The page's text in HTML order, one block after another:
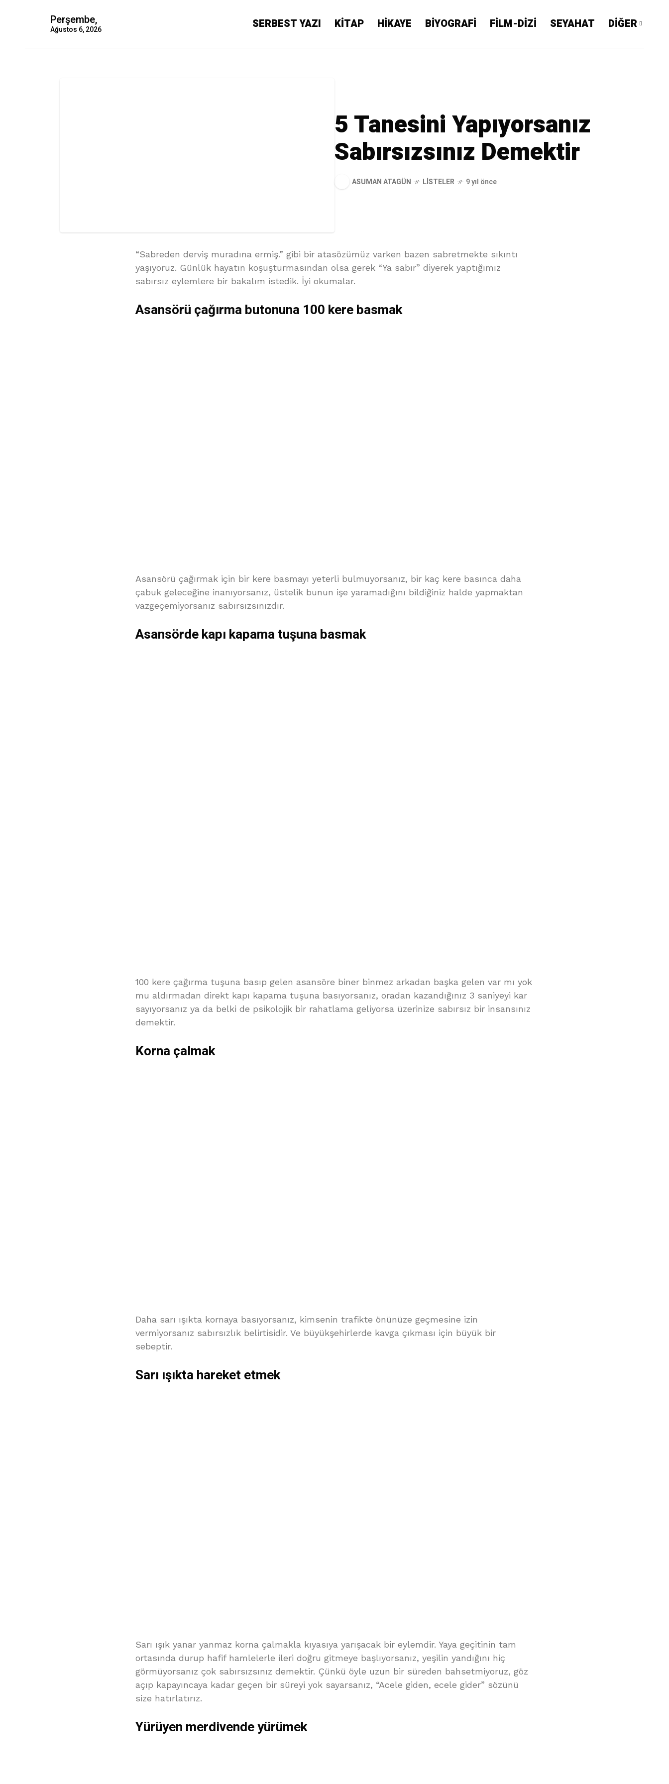
Perşembe,
Ağustos 6, 2026 SERBEST YAZI KİTAP HİKAYE BİYOGRAFİ FİLM-DİZİ SEYAHAT DİĞER
5 Tanesini Yapıyorsanız
Sabırsızsınız Demektir
ASUMAN ATAGÜN LISTELER 9 yıl önce
“Sabreden derviş muradına ermiş.” gibi bir atasözümüz varken bazen sabretmekte sıkıntı
yaşıyoruz. Günlük hayatın koşuşturmasından olsa gerek “Ya sabır” diyerek yaptığımız
sabırsız eylemlere bir bakalım istedik. İyi okumalar.
Asansörü çağırma butonuna 100 kere basmak
Asansörü çağırmak için bir kere basmayı yeterli bulmuyorsanız, bir kaç kere basınca daha
çabuk geleceğine inanıyorsanız, üstelik bunun işe yaramadığını bildiğiniz halde yapmaktan
vazgeçemiyorsanız sabırsızsınızdır.
Asansörde kapı kapama tuşuna basmak
100 kere çağırma tuşuna basıp gelen asansöre biner binmez arkadan başka gelen var mı yok
mu aldırmadan direkt kapı kapama tuşuna basıyorsanız, oradan kazandığınız 3 saniyeyi kar
sayıyorsanız ya da belki de psikolojik bir rahatlama geliyorsa üzerinize sabırsız bir insansınız
demektir.
Korna çalmak
Daha sarı ışıkta kornaya basıyorsanız, kimsenin trafikte önünüze geçmesine izin
vermiyorsanız sabırsızlık belirtisidir. Ve büyükşehirlerde kavga çıkması için büyük bir
sebeptir.
Sarı ışıkta hareket etmek
Sarı ışık yanar yanmaz korna çalmakla kıyasıya yarışacak bir eylemdir. Yaya geçitinin tam
ortasında durup hafif hamlelerle ileri doğru gitmeye başlıyorsanız, yeşilin yandığını hiç
görmüyorsanız çok sabırsızsınız demektir. Çünkü öyle uzun bir süreden bahsetmiyoruz, göz
açıp kapayıncaya kadar geçen bir süreyi yok sayarsanız, “Acele giden, ecele gider” sözünü
size hatırlatırız.
Yürüyen merdivende yürümek